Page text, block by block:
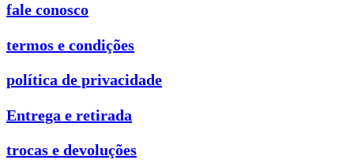
fale conosco
termos e condições
política de privacidade
Entrega e retirada
trocas e devoluções